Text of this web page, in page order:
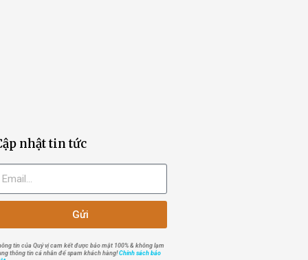
nhật tin tức
Gửi
tin của Quý vị cam kết được bảo mật 100% & không lạm
thông tin cá nhân để spam khách hàng!Chính sách bảo